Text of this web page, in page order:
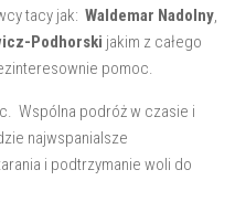
tacy jak: Waldemar Nadolny,
Podhorski jakim z całego
pomoc.
Wspólna podróż w czasie i
najwspanialsze
i podtrzymanie woli do